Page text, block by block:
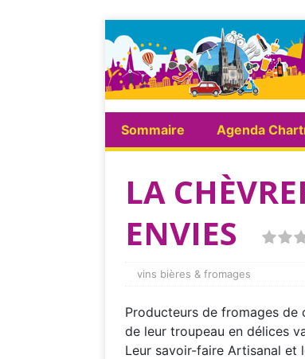
Sommaire Agenda
LA
ENVIES
vins bières & fromages
Producteurs de fromages
de leur troupeau en délices
Leur savoir-faire Artisanal et